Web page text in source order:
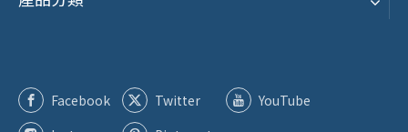
Facebook Twitter
YouTube